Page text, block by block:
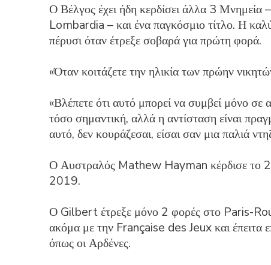
Ο Βέλγος έχει ήδη κερδίσει άλλα 3
Lombardia – και ένα παγκόσμιο τίτλο. Η
πέρυσι όταν έτρεξε σοβαρά για πρώτη φορά.
«Όταν κοιτάζετε την ηλικία των πρώην
«Βλέπετε ότι αυτό μπορεί να συμβεί μόνο
τόσο σημαντική, αλλά η αντίσταση είναι
αυτό, δεν κουράζεσαι, είσαι σαν μια παλιά
Ο Αυστραλός Mathew Hayman κέρδισε το
2019.
Ο Gilbert έτρεξε μόνο 2 φορές στο Paris-
ακόμα με την Française des Jeux και έπειτα
όπως οι Αρδένες.